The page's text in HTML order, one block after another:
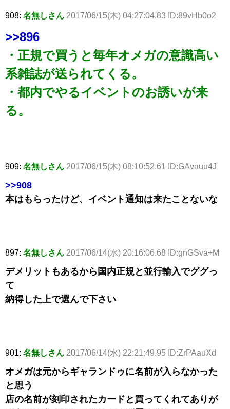
908: 名無しさん 2017/06/15(木) 04:27:04.83 ID:89vHb0o2
>>896
・正規で買うと毎年オメガの意識高い
系雑誌が送られてくる。
・都内でやるイベントのお誘いが来
る。
909: 名無しさん 2017/06/15(木) 08:10:52.61 ID:GAvauu4J
>>908
本はもらったけど、イベント通知は来たことないな
897: 名無しさん 2017/06/14(水) 20:16:06.68 ID:gnGSva+M
デメリットもあるから国内正規と並行輸入でググっ
て
納得した上で選んで下さい
901: 名無しさん 2017/06/14(水) 22:21:49.95 ID:ZrPAauXd
オメガは元からギャランドゥに名前が入らなかった
と思う
店の名前が刻印されたカードと買ってくれてありが